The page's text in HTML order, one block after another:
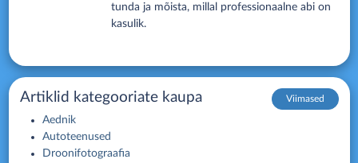
tunda ja mõista, millal professionaalne abi on
kasulik.
Viimased
Artiklid kategooriate kaupa
Aednik
Autoteenused
Droonifotograafia